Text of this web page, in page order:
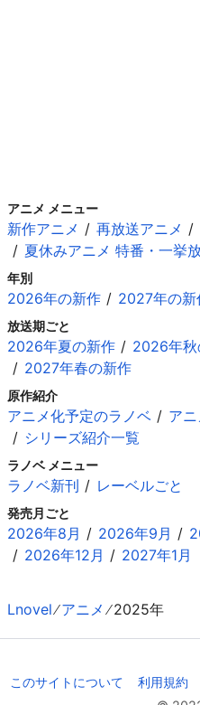
アニメ メニュー
新作アニメ 再放送アニメ
夏休みアニメ 特番・一挙
年別
2026年の新作 2027年の新
放送期ごと
2026年夏の新作 2026年秋
2027年春の新作
原作紹介
アニメ化予定のラノベ
ア
シリーズ紹介一覧
ラノベ メニュー
ラノベ新刊 レーベルごと
発売月ごと
2026年8月 2026年9月
2026年12月
2027年1月
Lnovel アニメ 2025年
このサイトについて 利用規約